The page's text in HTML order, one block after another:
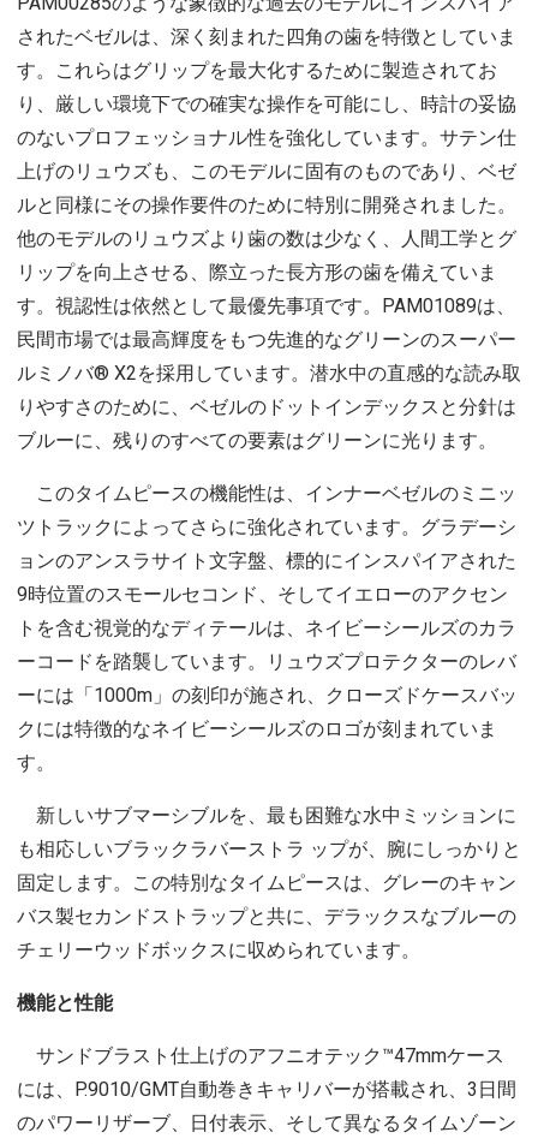
されたベゼルは、深く刻まれた四角の歯を特徴としていま
す。これらはグリップを最大化するために製造されてお
り、厳しい環境下での確実な操作を可能にし、時計の妥協
のないプロフェッショナル性を強化しています。サテン仕
上げのリュウズも、このモデルに固有のものであり、ベゼ
ルと同様にその操作要件のために特別に開発されました。
他のモデルのリュウズより歯の数は少なく、人間工学とグ
リップを向上させる、際立った長方形の歯を備えていま
す。視認性は依然として最優先事項です。PAM01089は、
民間市場では最高輝度をもつ先進的なグリーンのスーパー
ルミノバ® X2を採用しています。潜水中の直感的な読み取
りやすさのために、ベゼルのドットインデックスと分針は
ブルーに、残りのすべての要素はグリーンに光ります。
このタイムピースの機能性は、インナーベゼルのミニッ
ツトラックによってさらに強化されています。グラデーシ
ョンのアンスラサイト文字盤、標的にインスパイアされた
9時位置のスモールセコンド、そしてイエローのアクセン
トを含む視覚的なディテールは、ネイビーシールズのカラ
ーコードを踏襲しています。リュウズプロテクターのレバ
ーには「1000m」の刻印が施され、クローズドケースバッ
クには特徴的なネイビーシールズのロゴが刻まれていま
す。
新しいサブマーシブルを、最も困難な水中ミッションに
も相応しいブラックラバーストラ ップが、腕にしっかりと
固定します。この特別なタイムピースは、グレーのキャン
バス製セカンドストラップと共に、デラックスなブルーの
チェリーウッドボックスに収められています。
機能と性能
サンドブラスト仕上げのアフニオテック™47mmケース
には、P.9010/GMT自動巻きキャリバーが搭載され、3日間
のパワーリザーブ、日付表示、そして異なるタイムゾーン